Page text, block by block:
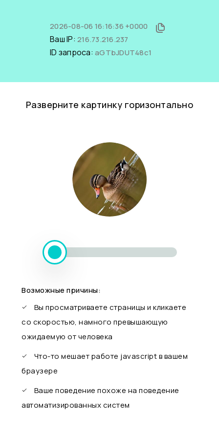
2026-08-06 16:16:36 +0000
Ваш IP: 216.73.216.237
ID запроса: aGTbJDUT48c1
Разверните картинку горизонтально
Возможные причины:
Вы просматриваете страницы и кликаете
со скоростью, намного превышающую
ожидаемую от человека
Что-то мешает работе javascript в вашем
браузере
Ваше поведение похоже на поведение
автоматизированных систем